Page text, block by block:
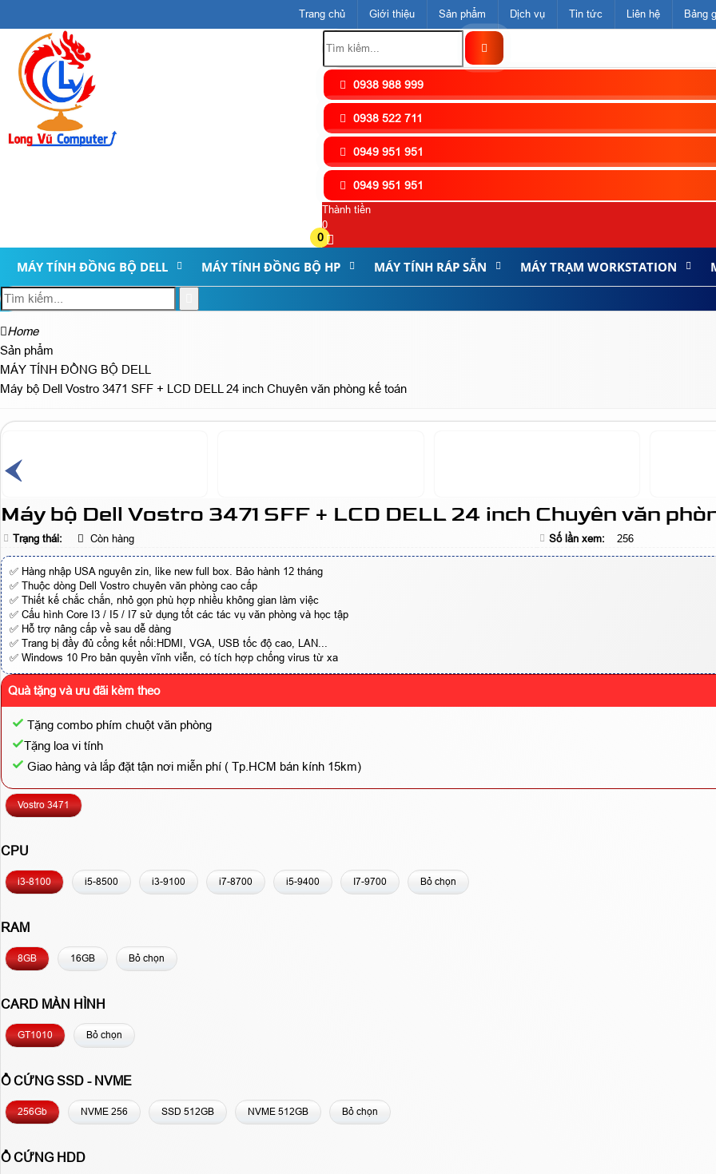
Trang chủ Giới thiệu Sản phẩm Dịch vụ Tin tức Liên hệ Bảng
0938 988 999
0938 522 711
0949 951 951
0949 951 951
Thành tiền
0
0
MÁY TÍNH ĐỒNG BỘ DELL MÁY TÍNH ĐỒNG BỘ HP MÁY TÍNH RÁP SẴN MÁY TRẠM WORKSTATION
Home
Sản phẩm
MÁY TÍNH ĐỒNG BỘ DELL
Máy bộ Dell Vostro 3471 SFF + LCD DELL 24 inch Chuyên văn phòng kế toán
Máy bộ Dell Vostro 3471 SFF + LCD DELL 24 inch Chuyên văn
Trạng thái: Còn hàng Số lần xem: 256
✅ Hàng nhập USA nguyên zin, like new full box. Bảo hành 12 tháng
✅ Thuộc dòng Dell Vostro chuyên văn phòng cao cấp
✅ Thiết kế chắc chắn, nhỏ gọn phù hợp nhiều không gian làm việc
✅ Cấu hình Core I3 / I5 / I7 sử dụng tốt các tác vụ văn phòng và học tập
✅ Hỗ trợ nâng cấp về sau dễ dàng
✅ Trang bị đầy đủ cổng kết nối:HDMI, VGA, USB tốc độ cao, LAN...
✅ Windows 10 Pro bản quyền vĩnh viễn, có tích hợp chống virus từ xa
Quà tặng và ưu đãi kèm theo
Tặng combo phím chuột văn phòng
Tặng loa vi tính
Giao hàng và lắp đặt tận nơi miễn phí ( Tp.HCM bán kính 15km)
Vostro 3471
CPU
i3-8100 i5-8500 i3-9100 i7-8700 i5-9400 I7-9700 Bỏ chọn
RAM
8GB 16GB Bỏ chọn
CARD MÀN HÌNH
GT1010 Bỏ chọn
Ổ CỨNG SSD - NVME
256Gb NVME 256 SSD 512GB NVME 512GB Bỏ chọn
Ổ CỨNG HDD